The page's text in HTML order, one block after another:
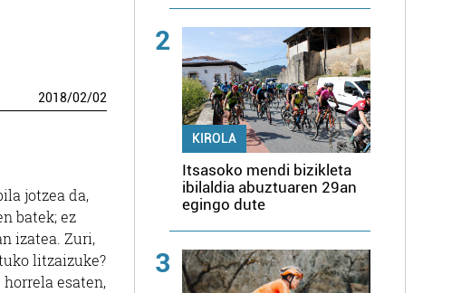
2018/02/02
jotzea da,
batek; ez
izatea. Zuri,
litzaizuke?
esaten,
2
KIROLA
Itsasoko mendi bizikleta
ibilaldia abuztuaren 29an
egingo dute
3